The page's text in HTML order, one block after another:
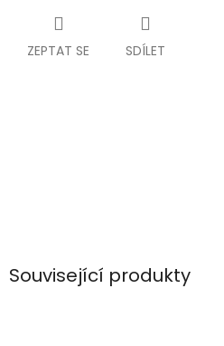
ZEPTAT SE SDÍLET
Související produkty